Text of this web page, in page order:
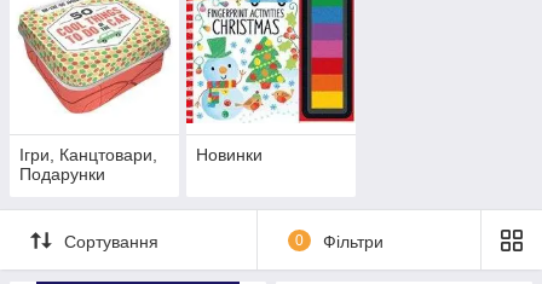
Ігри, Канцтовари,
Подарунки
Новинки
Сортування 0 Фільтри